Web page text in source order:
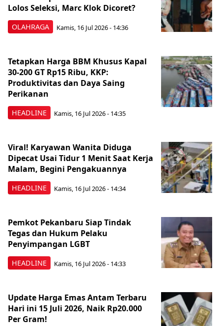
OLAHRAGA
Lolos Seleksi, Marc Klok Dicoret?
Kamis, 16 Jul 2026 - 14:36
HEADLINE
Tetapkan Harga BBM Khusus Kapal
30-200 GT Rp15 Ribu, KKP:
Produktivitas dan Daya Saing
Perikanan
Kamis, 16 Jul 2026 - 14:35
HEADLINE
Viral! Karyawan Wanita Diduga
Dipecat Usai Tidur 1 Menit Saat Kerja
Malam, Begini Pengakuannya
Kamis, 16 Jul 2026 - 14:34
HEADLINE
Pemkot Pekanbaru Siap Tindak
Tegas dan Hukum Pelaku
Penyimpangan LGBT
Kamis, 16 Jul 2026 - 14:33
Update Harga Emas Antam Terbaru
Hari ini 15 Juli 2026, Naik Rp20.000
Per Gram!